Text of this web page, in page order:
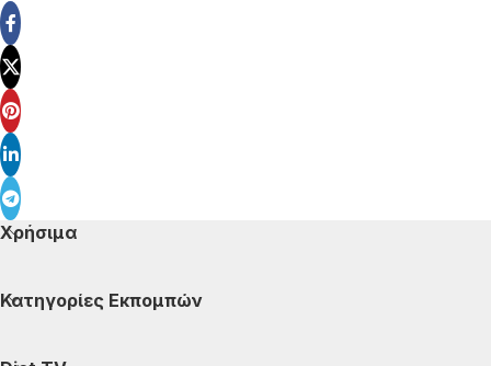
Χρήσιμα
Κατηγορίες Εκπομπών